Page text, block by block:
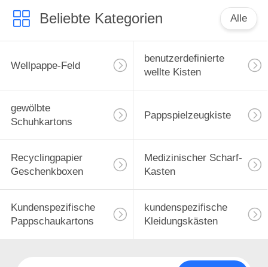
Beliebte Kategorien Alle
Wellpappe-Feld
benutzerdefinierte
wellte Kisten
gewölbte
Schuhkartons
Pappspielzeugkiste
Recyclingpapier
Geschenkboxen
Medizinischer Scharf-
Kasten
Kundenspezifische
Pappschaukartons
kundenspezifische
Kleidungskästen